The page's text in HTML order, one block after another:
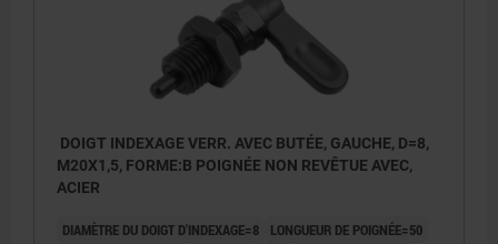
DOIGT INDEXAGE VERR. AVEC BUTÉE, GAUCHE, D=8,
M20X1,5, FORME:B POIGNÉE NON REVÊTUE AVEC,
ACIER
DIAMÈTRE DU DOIGT D'INDEXAGE=8
LONGUEUR DE POIGNÉE=50